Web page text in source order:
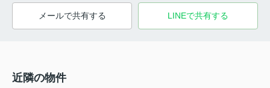
メールで共有する LINEで共有する
近隣の物件